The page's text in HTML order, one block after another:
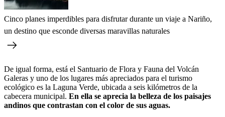
Cinco planes imperdibles para disfrutar durante un viaje a Nariño,
un destino que esconde diversas maravillas naturales
De igual forma, está el Santuario de Flora y Fauna del Volcán
Galeras y uno de los lugares más apreciados para el turismo
ecológico es la Laguna Verde, ubicada a seis kilómetros de la
cabecera municipal. En ella se aprecia la belleza de los paisajes
andinos que contrastan con el color de sus aguas.